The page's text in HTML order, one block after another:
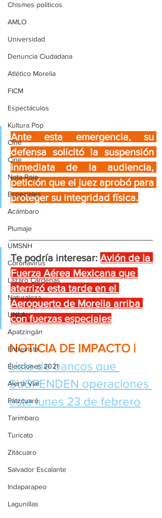
Chismes políticos
AMLO
Universidad
Denuncia Ciudadana
Atlético Morelia
FICM
Espectáculos
Kultura Pop
Cine
Cine
Nota Roja
Especiales
Acámbaro
Plumaje
UMSNH
Coronavirus
Lázaro Cárdenas
Naturaleza
UNLA
Apatzingán
Entrevista
Elecciones 2021
Alerta Vial
Pátzcuaro
Tarímbaro
Turicato
Zitácuaro
Salvador Escalante
Indaparapeo
Lagunillas
Ante esta emergencia, su
defensa solicitó la suspensión
inmediata de la audiencia,
petición que el juez aprobó para
proteger su integridad física.
Te podría interesar: Avión de la
Fuerza Aérea Mexicana que
aterrizó esta tarde en el
Aeropuerto de Morelia arriba
con fuerzas especiales
NOTICIA DE IMPACTO |
Lista de bancos que
SUSPENDEN operaciones
este lunes 23 de febrero